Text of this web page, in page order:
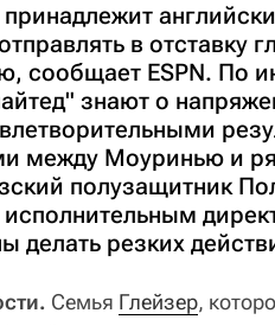
в отставку
сообщает ESPN. По
знают о
между Моуринью и
полузащитник
делать резких
Семья Глейзер,